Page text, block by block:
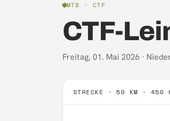
MTB · CTF
CTF-
Freitag, 01. Mai 2026 ·
STRECKE ·50 KM · 450